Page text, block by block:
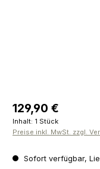
Regulärer Preis:
129,90 €
Inhalt: 1 Stück
Preise inkl. MwSt. zzgl.
Sofort verfügbar,